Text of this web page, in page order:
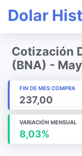
Dolar
Cotización
(BNA) -
FIN DE MES COMPRA
237,00
VARIACIÓN MENSUAL
8,03%